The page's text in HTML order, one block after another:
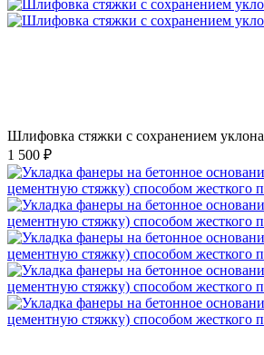
Шлифовка стяжки с сохранением уклона
1 500 ₽